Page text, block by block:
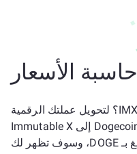
حاسبة الأسعار
هل أنت مستعد لتبديل DOGE إلى IMX؟ لتحويل عملتك الرقمية
بكفاءة، جرب محول Dogecoin (DOGE) إلى Immutable X
(IMX) ETH. فقط اكتب المبلغ بـ DOGE، وسوف تظهر لك